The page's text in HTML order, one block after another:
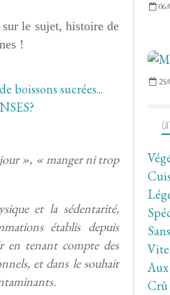
le sujet, histoire de
!
jour », « manger ni trop
et la sédentarité,
établis depuis
en tenant compte des
et dans le souhait
06/
Crû